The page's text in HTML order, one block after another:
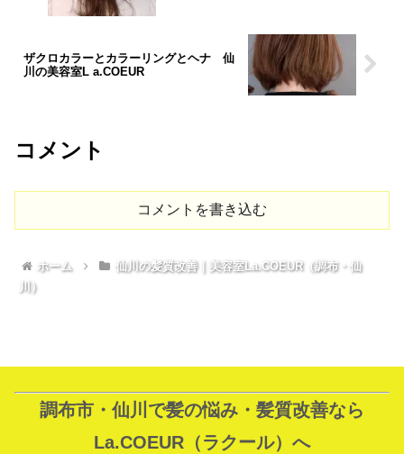
ザクロカラーとカラーリングとヘナ 仙
川の美容室L a.COEUR
コメント
コメントを書き込む
ホーム
仙川の髪質改善｜美容室La.COEUR（調布・仙
川）
調布市・仙川で髪の悩み・髪質改善なら
La.COEUR（ラクール）へ